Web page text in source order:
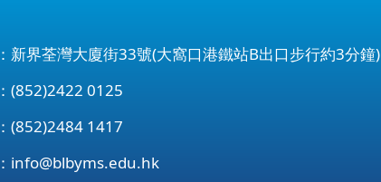
新界荃灣大廈街33號(大窩口港鐵站B出口步行約3分鐘)
(852)2422 0125
(852)2484 1417
info@blbyms.edu.hk